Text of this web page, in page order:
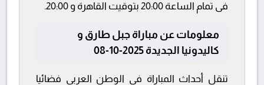
فى تمام الساعة 20:00 بتوقيت القاهرة و 20:00.
معلومات عن مباراة جبل طارق و
كاليدونيا الجديدة 2025-10-08
تنقل أحداث المباراة في الوطن العربي فضائيا